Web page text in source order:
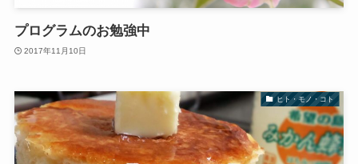
プログラムのお勉強中
2017年11月10日
ヒト・モノ・コト